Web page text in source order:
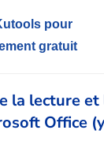
pour
gratuit
la lecture et
Office